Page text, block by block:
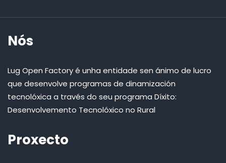
Nós
Lug Open Factory é unha entidade sen ánimo de lucro
que desenvolve programas de dinamización
tecnolóxica a través do seu programa Díxito:
Desenvolvemento Tecnolóxico no Rural
Proxecto